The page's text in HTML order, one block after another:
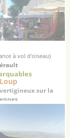
à vol d'oiseau)
sur la